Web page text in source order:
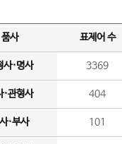
품사 표제어 수
사·명사 3369
·관형사 404
·부사 101